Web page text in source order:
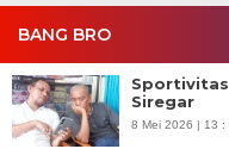
BANG BRO
Siregar
8 Mei 2026 | 13 :